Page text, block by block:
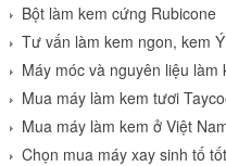
Bột làm kem cứng Rubicone
Tư vấn làm kem ngon, kem
Máy móc và nguyên liệu làm
Mua máy làm kem tươi
Mua máy làm kem ở Việt
Chọn mua máy xay sinh tố